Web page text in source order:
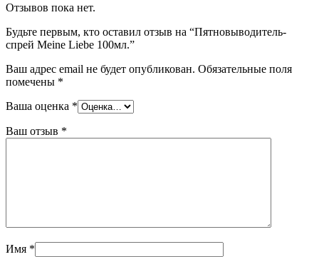
Отзывов пока нет.
Будьте первым, кто оставил отзыв на “Пятновыводитель-
спрей Meine Liebe 100мл.”
Ваш адрес email не будет опубликован. Обязательные поля
помечены *
Ваша оценка *
Ваш отзыв *
Имя *